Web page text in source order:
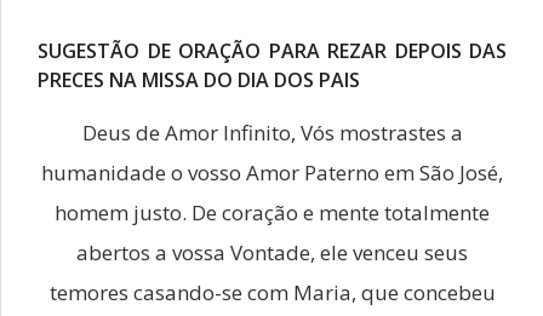
SUGESTÃO DE ORAÇÃO PARA REZAR DEPOIS DAS
PRECES NA MISSA DO DIA DOS PAIS
Deus de Amor Infinito, Vós mostrastes a
humanidade o vosso Amor Paterno em São José,
homem justo. De coração e mente totalmente
abertos a vossa Vontade, ele venceu seus
temores casando-se com Maria, que concebeu